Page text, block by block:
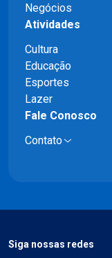
Negócios
Atividades
Cultura
Educação
Esportes
Lazer
Fale Conosco
Contato
Siga nossas redes